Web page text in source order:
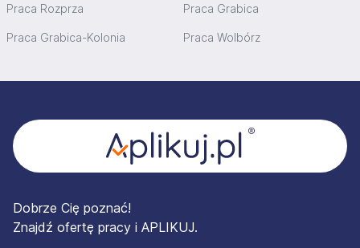
Praca Rozprza Praca Grabica
Praca Grabica-Kolonia Praca Wolbórz
Dobrze Cię poznać!
Znajdź ofertę pracy i APLIKUJ.